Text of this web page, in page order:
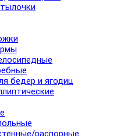
бедер и ягодиц
распорные